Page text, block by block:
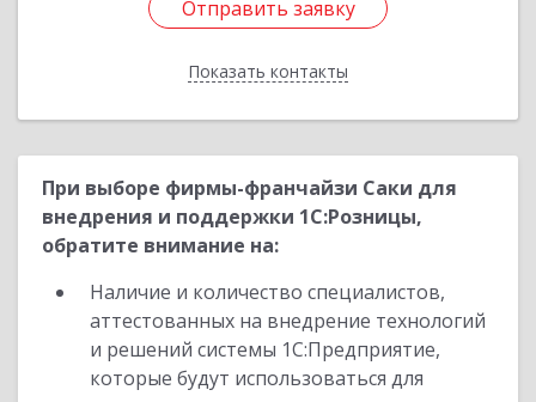
Отправить заявку
Показать контакты
Отправить заявку
Назад
При выборе фирмы-франчайзи Саки для
внедрения и поддержки 1С:Розницы,
обратите внимание на:
Наличие и количество специалистов,
аттестованных на внедрение технологий
и решений системы 1С:Предприятие,
которые будут использоваться для